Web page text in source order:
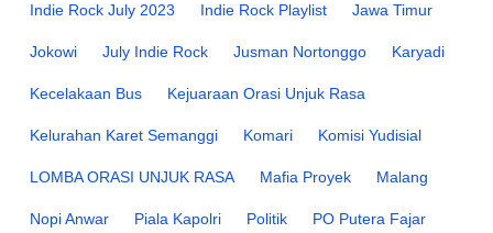
Indie Rock July 2023 Indie Rock Playlist Jawa Timur
Jokowi July Indie Rock Jusman Nortonggo Karyadi
Kecelakaan Bus Kejuaraan Orasi Unjuk Rasa
Kelurahan Karet Semanggi Komari Komisi Yudisial
LOMBA ORASI UNJUK RASA Mafia Proyek Malang
Nopi Anwar Piala Kapolri Politik PO Putera Fajar